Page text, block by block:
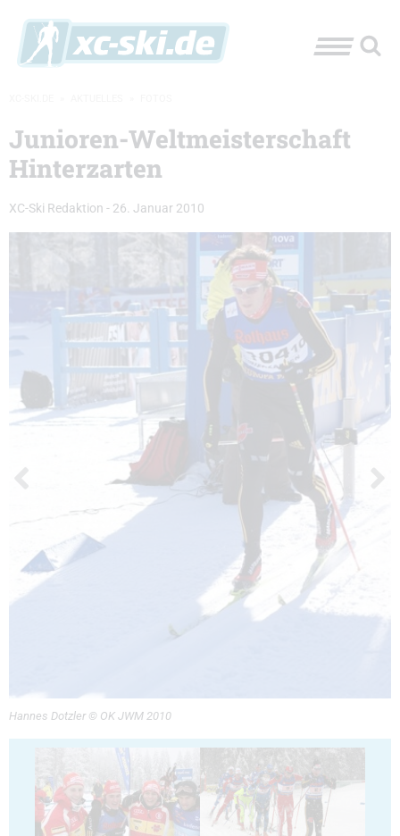
Junioren-Weltmeisterschaft
Hinterzarten
XC-Ski Redaktion - 26. Januar 2010
Hannes Dotzler © OK JWM 2010